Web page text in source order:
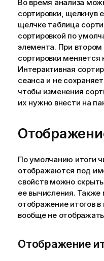
Во время анализа
сортировки, щелкнув
щелчке таблица
сортировкой по
элемента. При
сортировки меняется
Интерактивная
сеанса и не
чтобы изменения
их нужно внести на
По умолчанию итоги
отображаются под
свойств можно
ее вычисления.
отображение итогов
вообще не
Отображение